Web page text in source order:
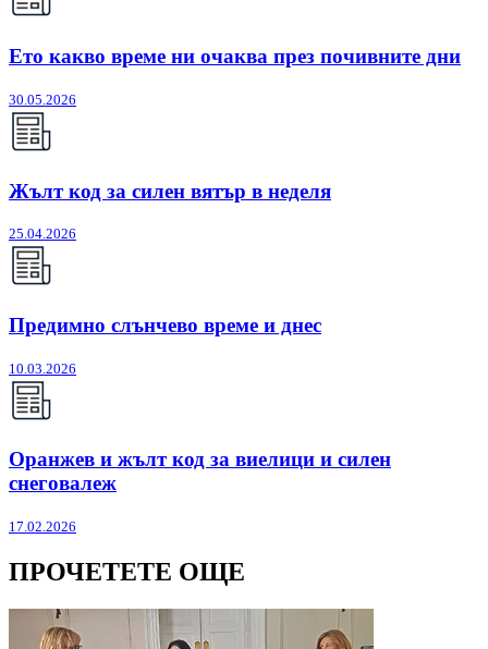
Ето какво време ни очаква през почивните дни
30.05.2026
Жълт код за силен вятър в неделя
25.04.2026
Предимно слънчево време и днес
10.03.2026
Оранжев и жълт код за виелици и силен
снеговалеж
17.02.2026
ПРОЧЕТЕТЕ ОЩЕ